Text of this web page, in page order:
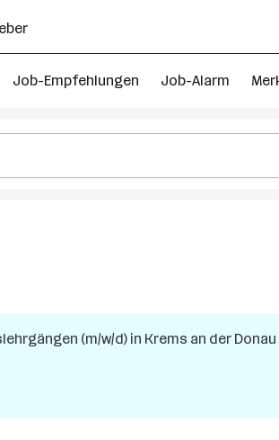
Job-Empfehlungen Job-Alarm
(m/w/d) in Krems an der Donau